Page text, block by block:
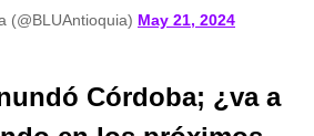
(@BLUAntioquia) May 21, 2024
Córdoba; ¿va a